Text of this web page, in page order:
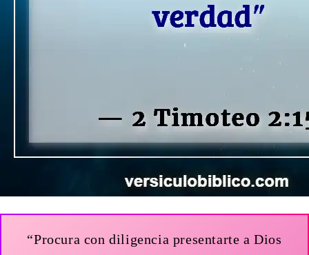
“Procura con diligencia presentarte a Dios